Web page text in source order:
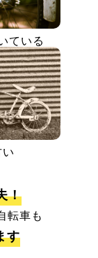
ている
い
！
転車も
す